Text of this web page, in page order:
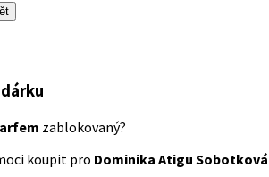
zablokovaný?
koupit pro Dominika Atigu Sobotková